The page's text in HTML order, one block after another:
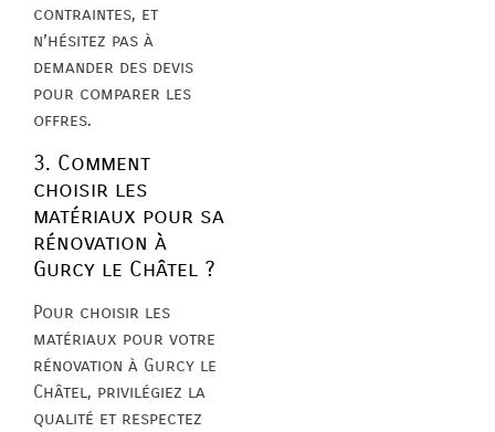
contraintes, et
n’hésitez pas à
demander des devis
pour comparer les
offres.
3. Comment
choisir les
matériaux pour sa
rénovation à
Gurcy le Châtel ?
Pour choisir les
matériaux pour votre
rénovation à Gurcy le
Châtel, privilégiez la
qualité et respectez